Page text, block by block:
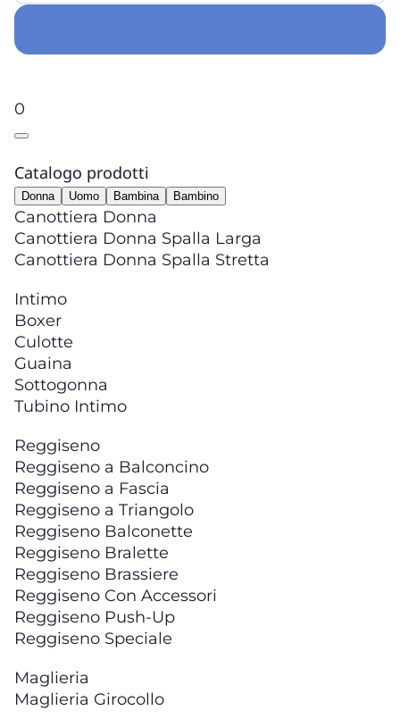
0
Catalogo prodotti
Donna Uomo Bambina Bambino
Canottiera Donna
Canottiera Donna Spalla Larga
Canottiera Donna Spalla Stretta
Intimo
Boxer
Culotte
Guaina
Sottogonna
Tubino Intimo
Reggiseno
Reggiseno a Balconcino
Reggiseno a Fascia
Reggiseno a Triangolo
Reggiseno Balconette
Reggiseno Bralette
Reggiseno Brassiere
Reggiseno Con Accessori
Reggiseno Push-Up
Reggiseno Speciale
Maglieria
Maglieria Girocollo